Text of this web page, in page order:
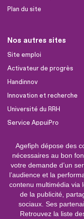
Agefiph dépose des
nécessaires au bon
votre demande d’un
l’audience et la
contenu multimédia via
de la publicité,
sociaux. Ses
Retrouvez la liste
Plan du site
Nos autres sites
Site emploi
Activateur de progrès
Handinnov
Innovation et recherche
Université du RRH
Service AppuiPro
Nous suivre
Youtube
Linkedin
Facebook